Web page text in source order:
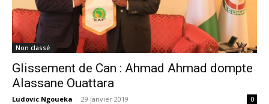
Non classé
Glissement de Can : Ahmad Ahmad dompte
Alassane Ouattara
Ludovic Ngoueka - 29 janvier 2019 0